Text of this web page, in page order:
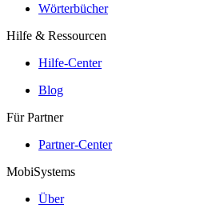
Wörterbücher
Hilfe & Ressourcen
Hilfe-Center
Blog
Für Partner
Partner-Center
MobiSystems
Über